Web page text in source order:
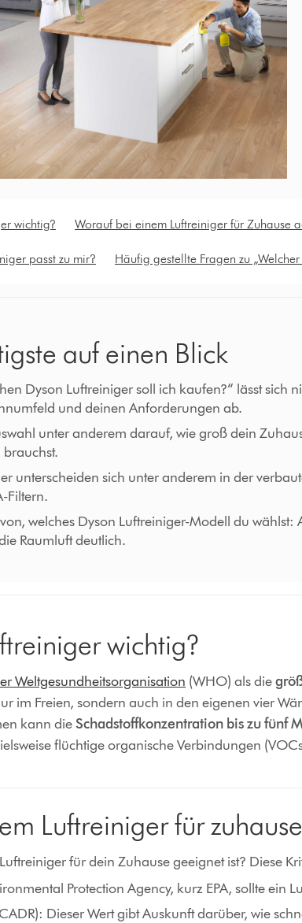
wichtig? Worauf bei einem Luftreiniger für Zuhause
passt zu mir? Häufig gestellte Fragen zu
auf einen Blick
Dyson Luftreiniger soll ich kaufen?“ lässt
und deinen Anforderungen ab.
unter anderem darauf, wie groß dein
unterscheiden sich unter anderem in der
Filtern.
welches Dyson Luftreiniger-Modell du wählst:
Raumluft deutlich.
wichtig?
Weltgesundheitsorganisation (WHO) als die
im Freien, sondern auch in den eigenen vier
kann die Schadstoffkonzentration bis zu fünf
flüchtige organische Verbindungen
Luftreiniger für
für dein Zuhause geeignet ist? Diese
Protection Agency, kurz EPA, sollte
Dieser Wert gibt Auskunft darüber, wie